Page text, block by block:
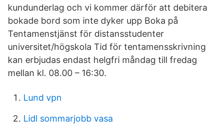
kundunderlag och vi kommer därför att debitera
bokade bord som inte dyker upp Boka på
Tentamenstjänst för distansstudenter
universitet/högskola Tid för tentamensskrivning
kan erbjudas endast helgfri måndag till fredag
mellan kl. 08.00 – 16:30.
Lund vpn
Lidl sommarjobb vasa